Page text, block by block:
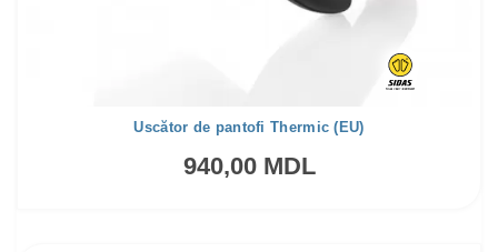
Uscător de pantofi Thermic (EU)
940,00 MDL